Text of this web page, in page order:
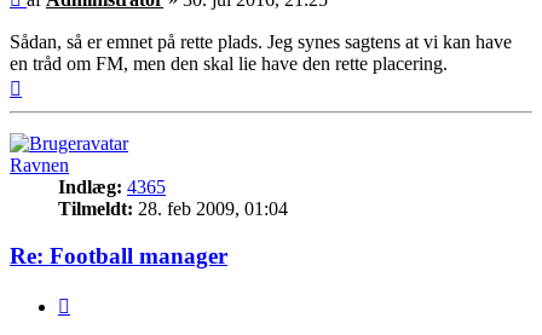
Sådan, så er emnet på rette plads. Jeg synes sagtens at vi kan have
en tråd om FM, men den skal lie have den rette placering.
Ravnen
Indlæg: 4365
Tilmeldt: 28. feb 2009, 01:04
Re: Football manager